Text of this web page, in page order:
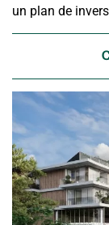
un plan de